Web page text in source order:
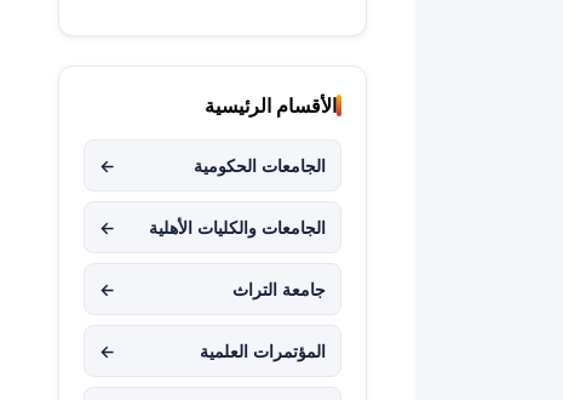
الأقسام الرئيسية
الجامعات الحكومية ←
الجامعات والكليات الأهلية ←
جامعة التراث ←
المؤتمرات العلمية ←